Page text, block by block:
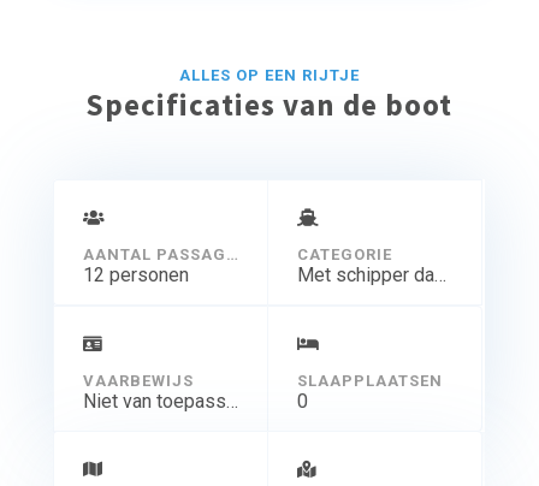
ALLES OP EEN RIJTJE
Specificaties van de boot
AANTAL PASSAGIERS
12 personen
CATEGORIE
Met schipper dagtocht
VAARBEWIJS
Niet van toepassing
SLAAPPLAATSEN
0